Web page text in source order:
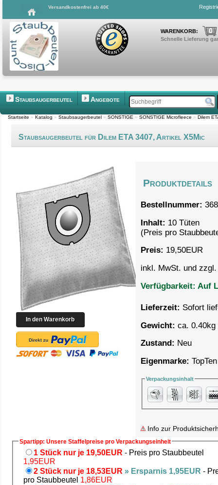
Versandkostenfrei ab 40€
WARENKORB: 0
Schnelle Lieferung
Staubsaugerbeutel Angebote
Startseite » Katalog » Staubsaugerbeutel » SONSTIGE » SONSTIGE Microfleece » Dilem
Staubsaugerbeutel für Dilem ETA 3407, Artikel X5Mic
Produktdetails
Bestellnummer:
Inhalt: 10 Tüten
(Preis pro
Preis: 19,50EUR
inkl. MwSt. und
Verfügbarkeit: Auf
Lieferzeit: Sofort
Gewicht: ca. 0.40kg
Zustand: Neu
Eigenmarke: TopTen
Verpackungsinhalt
Info zur
Spartipp: Unsere Staffelpreise pro Verpackungseinheit
1 Stück nur je 19,50EUR - Preis pro Staubbeutel
1,95EUR
2 Stück nur je 18,53EUR » Ersparnis 1,95EUR -
pro Staubbeutel 1,86EUR